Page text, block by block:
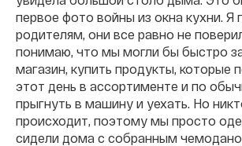
первое фото войны из окна кухни. Я
родителям, они все равно не
понимаю, что мы могли бы быстро
магазин, купить продукты, которые
этот день в ассортименте и по
прыгнуть в машину и уехать. Но
происходит, поэтому мы просто
сидели дома с собранным